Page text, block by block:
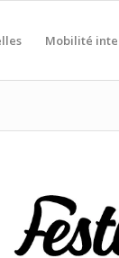
Mobilité